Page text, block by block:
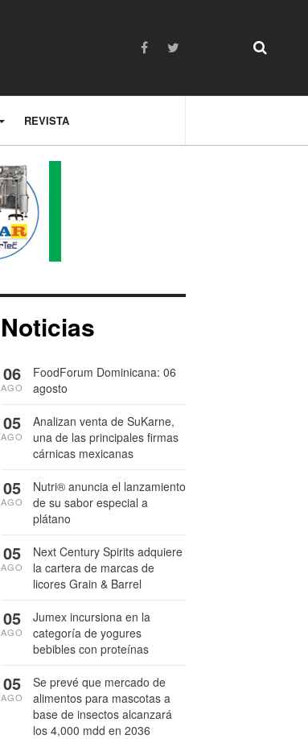
REVISTA
Noticias
FoodForum Dominicana: 06
agosto
06
AGO
Analizan venta de SuKarne,
una de las principales firmas
cárnicas mexicanas
05
AGO
Nutri® anuncia el lanzamiento
de su sabor especial a
plátano
05
AGO
Next Century Spirits adquiere
la cartera de marcas de
licores Grain & Barrel
05
AGO
Jumex incursiona en la
categoría de yogures
bebibles con proteínas
05
AGO
Se prevé que mercado de
alimentos para mascotas a
base de insectos alcanzará
los 4,000 mdd en 2036
05
AGO